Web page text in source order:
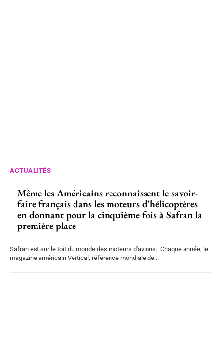
ACTUALITÉS
Même les Américains reconnaissent le savoir-
faire français dans les moteurs d’hélicoptères
en donnant pour la cinquième fois à Safran la
première place
Safran est sur le toit du monde des moteurs d'avions. Chaque année, le
magazine américain Vertical, référence mondiale de...